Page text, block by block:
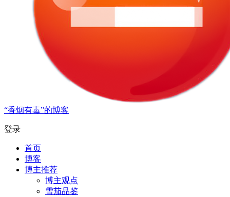
“香烟有毒”的博客
登录
首页
博客
博主推荐
博主观点
雪茄品鉴